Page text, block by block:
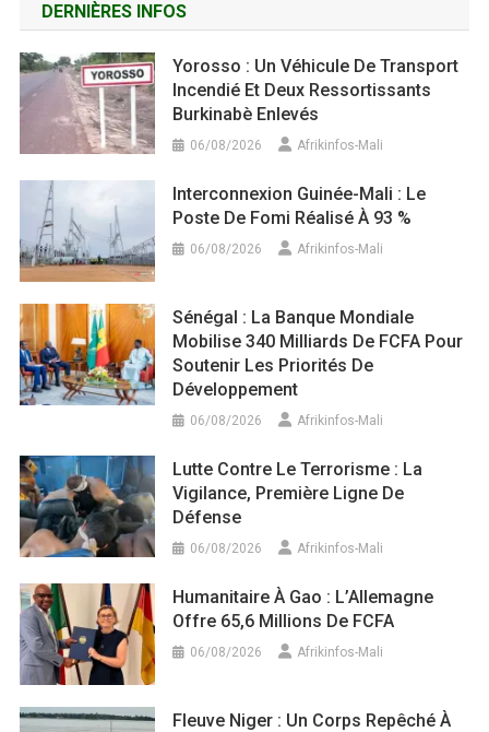
DERNIÈRES INFOS
Yorosso : Un Véhicule De Transport
Incendié Et Deux Ressortissants
Burkinabè Enlevés
06/08/2026 Afrikinfos-Mali
Interconnexion Guinée-Mali : Le
Poste De Fomi Réalisé À 93 %
06/08/2026 Afrikinfos-Mali
Sénégal : La Banque Mondiale
Mobilise 340 Milliards De FCFA Pour
Soutenir Les Priorités De
Développement
06/08/2026 Afrikinfos-Mali
Lutte Contre Le Terrorisme : La
Vigilance, Première Ligne De
Défense
06/08/2026 Afrikinfos-Mali
Humanitaire À Gao : L’Allemagne
Offre 65,6 Millions De FCFA
06/08/2026 Afrikinfos-Mali
Fleuve Niger : Un Corps Repêché À